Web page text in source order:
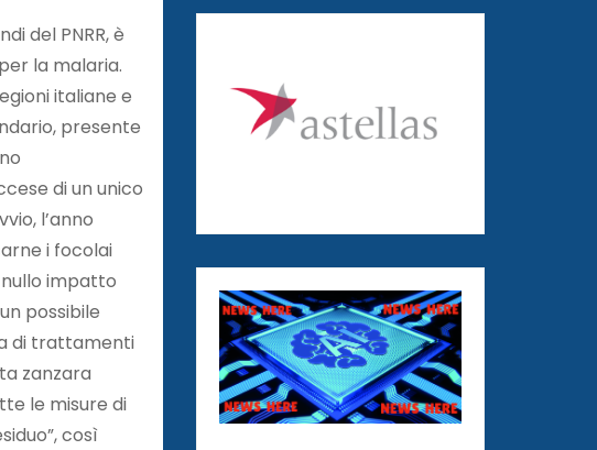
del PNRR, è
la malaria.
italiane e
presente
di un unico
l’anno
i focolai
impatto
possibile
di trattamenti
zanzara
le misure di
così